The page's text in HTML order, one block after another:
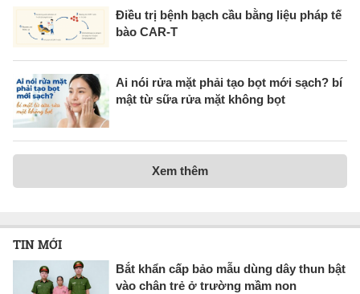
Điều trị bệnh bạch cầu bằng liệu pháp tế
bào CAR-T
Ai nói rửa mặt phải tạo bọt mới sạch? bí
mật từ sữa rửa mặt không bọt
Xem thêm
TIN MỚI
Bắt khẩn cấp bảo mẫu dùng dây thun bật
vào chân trẻ ở trường mầm non